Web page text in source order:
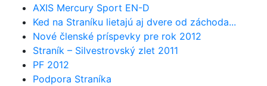
AXIS Mercury Sport EN-D
Ked na Straníku lietajú aj dvere od záchoda...
Nové členské príspevky pre rok 2012
Straník – Silvestrovský zlet 2011
PF 2012
Podpora Straníka